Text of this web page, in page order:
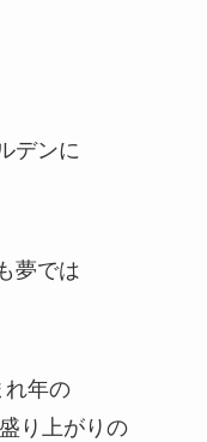
デンに
夢では
れ年の
り上がりの